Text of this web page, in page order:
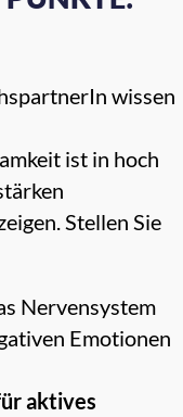
wissen
ist in hoch
Stellen Sie
Nervensystem
Emotionen
aktives